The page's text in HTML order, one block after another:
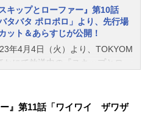
数が100万回を突破。これを記念し
、オープニングの場面カットが使
れた壁紙が配布中です。 ダウ
ードはこちら：https://skip-and-l
special.html#Ncopwp TV
高偏差値高校に首席入学した岩
スキップとローファー』第10話
バタバタ ポロポロ」より、先行場
ット＆あらすじが公開！
年4月4日（火）より、TOKYOM
かにて放送中の『スキップとロー
すじが公開となりました！第10
ー』第11話「ワイワイ ザワザ